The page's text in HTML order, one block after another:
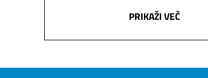
PRIKAŽI VEČ